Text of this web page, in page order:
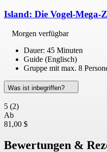
Island: Die Vogel-Mega-
Morgen verfügbar
Dauer: 45 Minuten
Guide (Englisch)
Gruppe mit max. 8
Was ist inbegriffen?
5 (2)
Ab
81,00 $
Bewertungen &